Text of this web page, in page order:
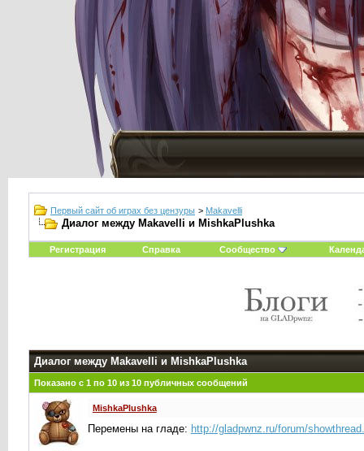
Первый сайт об играх без цензуры > Makavelli
Диалог между Makavelli и MishkaPlushka
Регистрация Справка Сообщество
Диалог между Makavelli и MishkaPlushka
Показано с 1 по 10из 10публичных сообщений
MishkaPlushka
Перемены на гладе: http://gladpwnz.ru/forum/